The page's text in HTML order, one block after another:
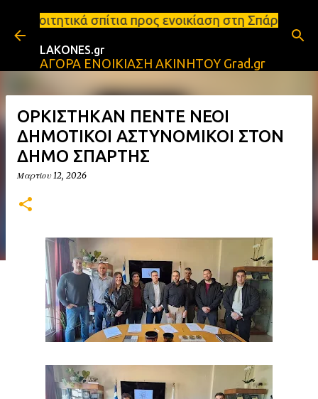
Μετάβαση στο κύριο περιεχόμενο
προς ενοικίαση στη Σπάρτη Ενοικιάσεις
LAKONES.gr
ΑΓΟΡΑ ΕΝΟΙΚΙΑΣΗ ΑΚΙΝΗΤΟΥ Grad.gr
ΟΡΚΙΣΤΗΚΑΝ ΠΕΝΤΕ ΝΕΟΙ
ΔΗΜΟΤΙΚΟΙ ΑΣΤΥΝΟΜΙΚΟΙ ΣΤΟΝ
ΔΗΜΟ ΣΠΑΡΤΗΣ
Μαρτίου 12, 2026